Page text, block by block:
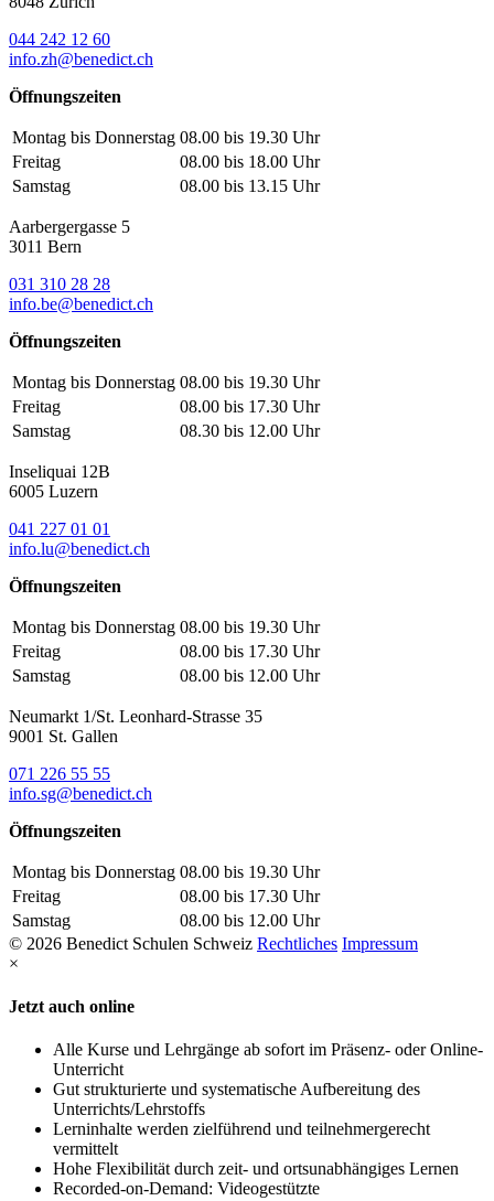
044 242 12 60
info.zh@benedict.ch
Öffnungszeiten
Montag bis Donnerstag 08.00 bis 19.30 Uhr
Freitag
08.00 bis 18.00 Uhr
Samstag
08.00 bis 13.15 Uhr
Aarbergergasse 5
3011 Bern
031 310 28 28
info.be@benedict.ch
Öffnungszeiten
Montag bis Donnerstag 08.00 bis 19.30 Uhr
Freitag
08.00 bis 17.30 Uhr
Samstag
08.30 bis 12.00 Uhr
Inseliquai 12B
6005 Luzern
041 227 01 01
info.lu@benedict.ch
Öffnungszeiten
Montag bis Donnerstag 08.00 bis 19.30 Uhr
Freitag
08.00 bis 17.30 Uhr
Samstag
08.00 bis 12.00 Uhr
Neumarkt 1/St. Leonhard-Strasse 35
9001 St. Gallen
071 226 55 55
info.sg@benedict.ch
Öffnungszeiten
Montag bis Donnerstag 08.00 bis 19.30 Uhr
Freitag
08.00 bis 17.30 Uhr
Samstag
08.00 bis 12.00 Uhr
© 2026 Benedict Schulen Schweiz Rechtliches Impressum
×
Jetzt auch online
Alle Kurse und Lehrgänge ab sofort im Präsenz- oder Online-
Unterricht
Gut strukturierte und systematische Aufbereitung des
Unterrichts/Lehrstoffs
Lerninhalte werden zielführend und teilnehmergerecht
vermittelt
Hohe Flexibilität durch zeit- und ortsunabhängiges Lernen
Recorded-on-Demand: Videogestützte